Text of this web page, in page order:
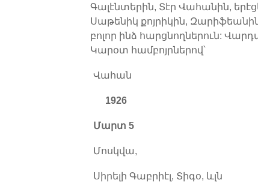
Գալէնտերին, Տէր Վահանին,
Սաթենիկ քոյրիկին,
բոլոր ինձ հարցնողներուն:
Կարօտ համբոյրներով՝
Վահան
1926
Մարտ 5
Մոսկվա,
Սիրելի Գաբրիէլ, Տիգօ, ևլն